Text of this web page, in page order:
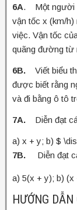
6A. Một người
vận tốc x (km/h)
việc. Vận tốc
quãng đường từ
6B. Viết biểu
được biết rằng
và đi bằng ô tô
7A. Diễn đạt
a) x + y; b) $
7B. Diễn đạt
a) 5(x + y); b) (x
HƯỚNG DẪN